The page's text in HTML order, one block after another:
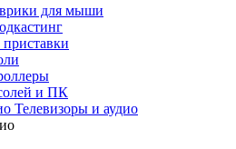
для мыши
и ПК
Телевизоры и аудио